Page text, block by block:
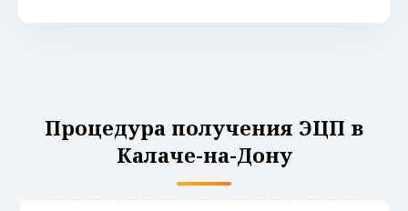
Процедура получения ЭЦП в
Калаче-на-Дону